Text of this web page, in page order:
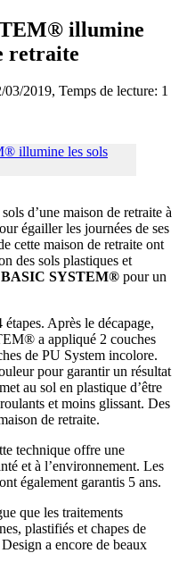
illumine
retraite
03/2019, Temps de lecture: 1
d’une maison de retraite à
égailler les journées de ses
cette maison de retraite ont
des sols plastiques et
BASIC SYSTEM® pour un
Après le décapage,
a appliqué 2 couches
de PU System incolore.
pour garantir un résultat
au sol en plastique d’être
et moins glissant. Des
de retraite.
technique offre une
et à l’environnement. Les
également garantis 5 ans.
que les traitements
plastifiés et chapes de
a encore de beaux